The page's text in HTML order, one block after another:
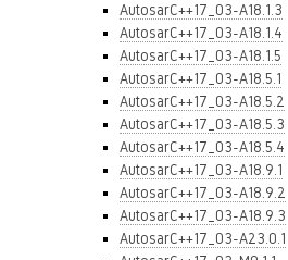
AutosarC++17_03-A18.1.3
AutosarC++17_03-A18.1.4
AutosarC++17_03-A18.1.5
AutosarC++17_03-A18.5.1
AutosarC++17_03-A18.5.2
AutosarC++17_03-A18.5.3
AutosarC++17_03-A18.5.4
AutosarC++17_03-A18.9.1
AutosarC++17_03-A18.9.2
AutosarC++17_03-A18.9.3
AutosarC++17_03-A23.0.1